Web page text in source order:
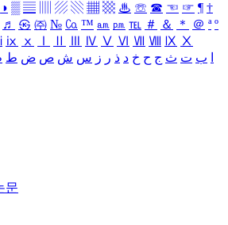
◑ ▒ ▤ ▨ ▧ ▦ ▩ ♨ ☏ ☎ ☜ ☞ ¶ †
♬ ㉿ ㈜ № ㏇ ™ ㏂ ㏘ ℡ ＃ ＆ ＊ ＠ ª º
ⅸ ⅹ Ⅳ Ⅴ Ⅵ Ⅶ Ⅷ Ⅸ Ⅹ
ب ت ث ج ح خ د ذ ر ز س ش ص ض ط
문